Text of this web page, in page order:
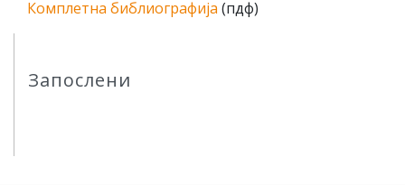
Запослени
Комплетна библиографија (пдф)